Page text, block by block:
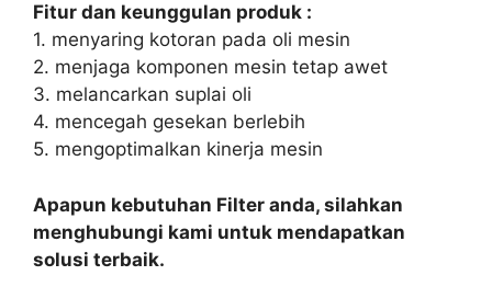
Fitur dan keunggulan produk :
1. menyaring kotoran pada oli mesin
2. menjaga komponen mesin tetap awet
3. melancarkan suplai oli
4. mencegah gesekan berlebih
5. mengoptimalkan kinerja mesin
Apapun kebutuhan Filter anda, silahkan
menghubungi kami untuk mendapatkan
solusi terbaik.